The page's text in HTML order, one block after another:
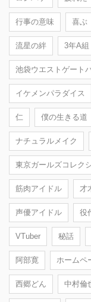
行事の意味 喜ぶ
流星の絆 3年A組
池袋ウエストゲート
イケメンパラダイス
仁 僕の生きる道
ナチュラルメイク
東京ガールズコレク
筋肉アイドル 才
声優アイドル 役
VTuber 秘話
阿部寛 ホームペ
西郷どん 中村倫